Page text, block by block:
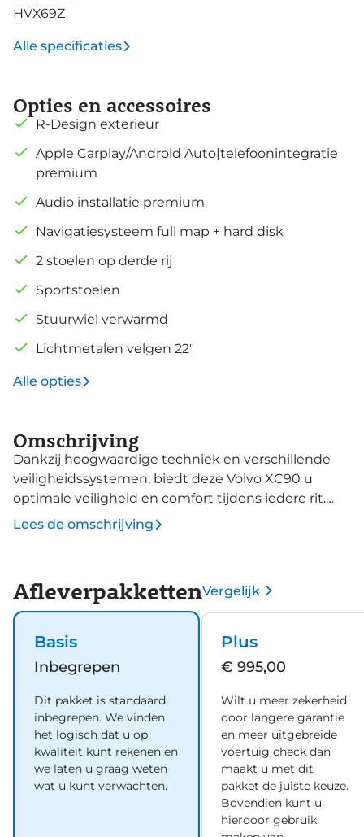
HVX69Z
Alle specificaties
Opties en accessoires
R-Design exterieur
Apple Carplay/Android Auto|telefoonintegratie
premium
Audio installatie premium
Navigatiesysteem full map + hard disk
2 stoelen op derde rij
Sportstoelen
Stuurwiel verwarmd
Lichtmetalen velgen 22"
Alle opties
Omschrijving
Dankzij hoogwaardige techniek en verschillende
veiligheidssystemen, biedt deze Volvo XC90 u
optimale veiligheid en comfort tijdens iedere rit.
Elektrisch rijden of benzine? Deze hybride Volvo
aanzienlijk het rijplezier. Het lederen interieur geeft
deze auto luxe en klasse. Zit u goed? De stoelen zijn
eenvoudig instelbaar dankzij de elektrische
Lekker veel licht door het elektrisch bediende
glazen panoramadak. De achterklep opent
automatisch met een druk op de knop. Handig als
u met volle handen staat. Wind, sneeuw, hagel,
regen... allemaal vergeten als u het verwarmd
stuurwiel in handen heeft. In deze auto profiteert u
onder andere ook van: 3e zitrij met 2 stoelen, 22
inch lichtmetalen velgen, LED koplampen, extra
getint glas, in delen neerklapbare achterbank en
Lees de omschrijving
AfleverpakkettenVergelijk
Basis
Inbegrepen
Dit pakket is standaard
inbegrepen. We vinden
het logisch dat u op
kwaliteit kunt rekenen en
we laten u graag weten
wat u kunt verwachten.
Plus
€ 995,00
Wilt u meer zekerheid
door langere garantie
en meer uitgebreide
voertuig check dan
maakt u met dit
pakket de juiste keuze.
Bovendien kunt u
hierdoor gebruik